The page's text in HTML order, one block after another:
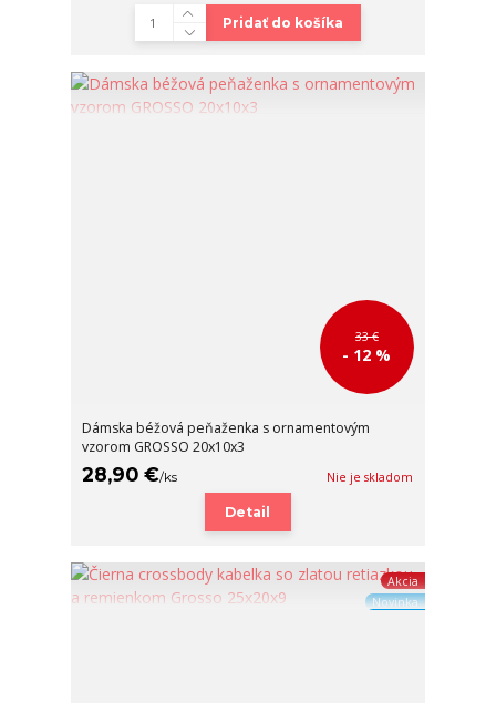
Pridať do košíka
33 €
- 12 %
Dámska béžová peňaženka s ornamentovým
vzorom GROSSO 20x10x3
28,90 €/ks Nie je skladom
Detail
Akcia
Novinka